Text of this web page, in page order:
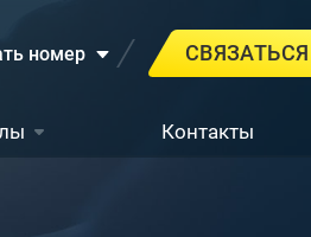
номер СВЯЗАТЬСЯ
Контакты